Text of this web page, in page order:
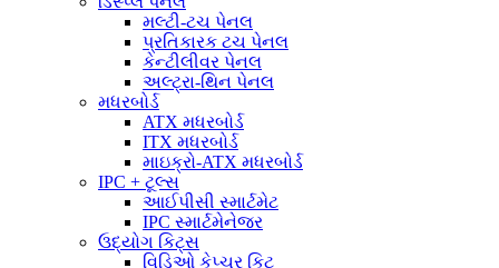
મલ્ટી-ટચ પેનલ
પ્રતિકારક ટચ પેનલ
કેન્ટીલીવર પેનલ
અલ્ટ્રા-થિન પેનલ
મધરબોર્ડ
ATX મધરબોર્ડ
ITX મધરબોર્ડ
માઇક્રો-ATX મધરબોર્ડ
IPC + ટૂલ્સ
આઈપીસી સ્માર્ટમેટ
IPC સ્માર્ટમેનેજર
ઉદ્યોગ કિટ્સ
વિડિઓ કેપ્ચર કિટ